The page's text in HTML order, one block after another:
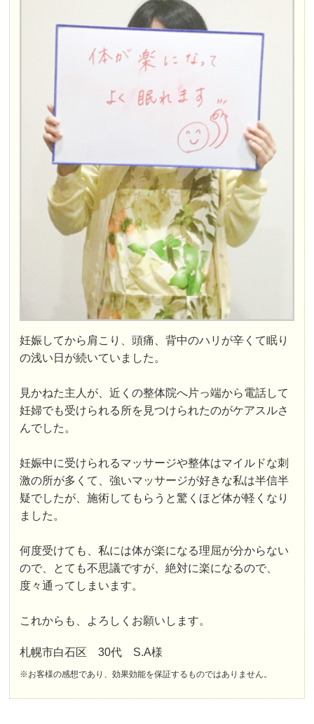
妊娠してから肩こり、頭痛、背中のハリが辛くて眠り
の浅い日が続いていました。
見かねた主人が、近くの整体院へ片っ端から電話して
妊婦でも受けられる所を見つけられたのがケアスルさ
んでした。
妊娠中に受けられるマッサージや整体はマイルドな刺
激の所が多くて、強いマッサージが好きな私は半信半
疑でしたが、施術してもらうと驚くほど体が軽くなり
ました。
何度受けても、私には体が楽になる理屈が分からない
ので、とても不思議ですが、絶対に楽になるので、
度々通ってしまいます。
これからも、よろしくお願いします。
札幌市白石区 30代 S.A様
※お客様の感想であり、効果効能を保証するものではありません。